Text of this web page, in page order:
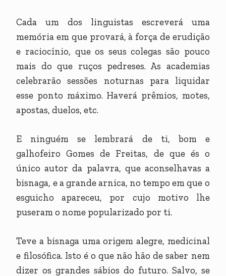
Cada um dos linguistas escreverá uma
memória em que provará, à força de erudição
e raciocínio, que os seus colegas são pouco
mais do que ruços pedreses. As academias
celebrarão sessões noturnas para liquidar
esse ponto máximo. Haverá prêmios, motes,
apostas, duelos, etc.
E ninguém se lembrará de ti, bom e
galhofeiro Gomes de Freitas, de que és o
único autor da palavra, que aconselhavas a
bisnaga, e a grande arnica, no tempo em que o
esguicho apareceu, por cujo motivo lhe
puseram o nome popularizado por ti.
Teve a bisnaga uma origem alegre, medicinal
e filosófica. Isto é o que não hão de saber nem
dizer os grandes sábios do futuro. Salvo, se